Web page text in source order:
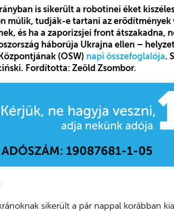
is sikerült a robotinei éket
múlik, tudják-e tartani az erődítmények
és ha a zaporizsjei front átszakadna,
háborúja Ukrajna ellen –
(OSW) napi összefoglalója.
Fordította: Zeöld Zsombor.
sikerült a pár nappal korábban